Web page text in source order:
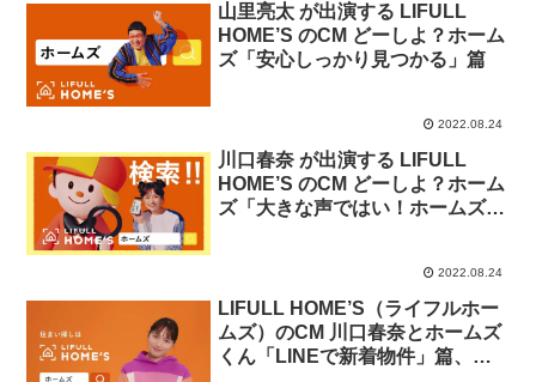
山里亮太 が出演する LIFULL
HOME’S のCM どーしよ？ホーム
ズ「安心しっかり見つかる」篇
2022.08.24
川口春奈 が出演する LIFULL
HOME’S のCM どーしよ？ホーム
ズ「大きな声ではい！ホームズ」
2022.08.24
LIFULL HOME’S（ライフルホー
ムズ）のCM 川口春奈とホームズ
くん「LINEで新着物件」篇、山